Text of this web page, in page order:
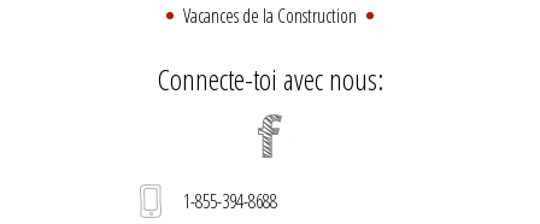
Vacances de la Construction
Connecte-toi avec nous:
1-855-394-8688